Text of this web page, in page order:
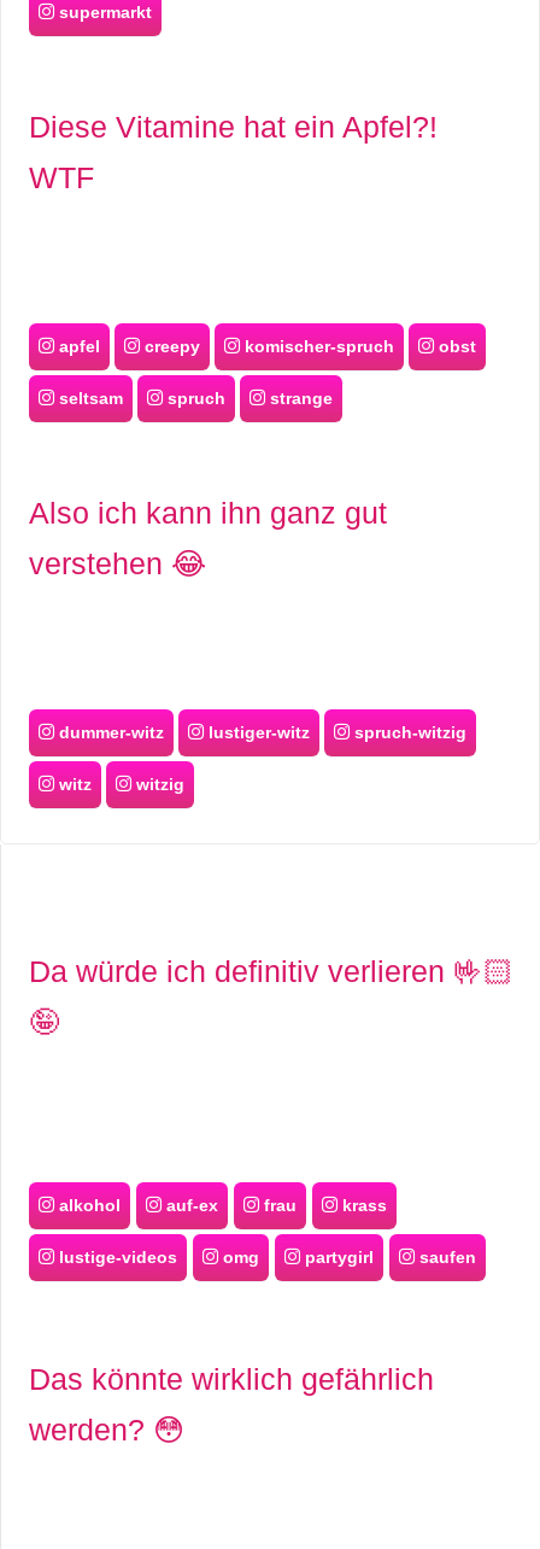
supermarkt
Diese Vitamine hat ein Apfel?!
WTF
apfel creepy komischer-spruch obst
seltsam spruch strange
Also ich kann ihn ganz gut
verstehen 😂
dummer-witz lustiger-witz spruch-witzig
witz witzig
Da würde ich definitiv verlieren 🤟🏻
🤪
alkohol auf-ex frau krass
lustige-videos omg partygirl saufen
Das könnte wirklich gefährlich
werden? 😳